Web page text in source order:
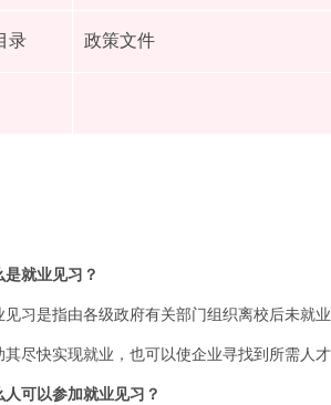
录 政策文件
是就业见习？
见习是指由各级政府有关部门组织离校后未就
其尽快实现就业，也可以使企业寻找到所需人才
人可以参加就业见习？